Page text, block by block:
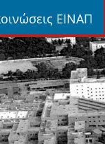
ΕΙΝΑΠ